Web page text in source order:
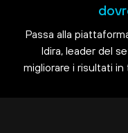
Passa alla
Idira, leader del
migliorare i risultati